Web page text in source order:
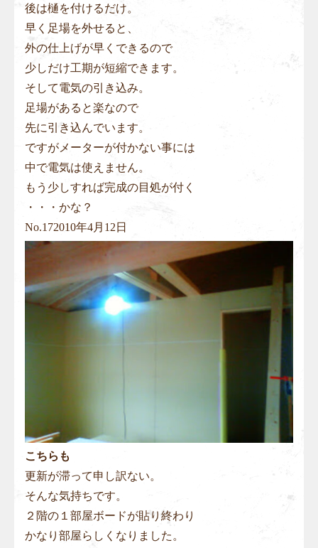
後は樋を付けるだけ。
早く足場を外せると、
外の仕上げが早くできるので
少しだけ工期が短縮できます。
そして電気の引き込み。
足場があると楽なので
先に引き込んでいます。
ですがメーターが付かない事には
中で電気は使えません。
もう少しすれば完成の目処が付く
・・・かな？
No.172010年4月12日
こちらも
更新が滞って申し訳ない。
そんな気持ちです。
２階の１部屋ボードが貼り終わり
かなり部屋らしくなりました。